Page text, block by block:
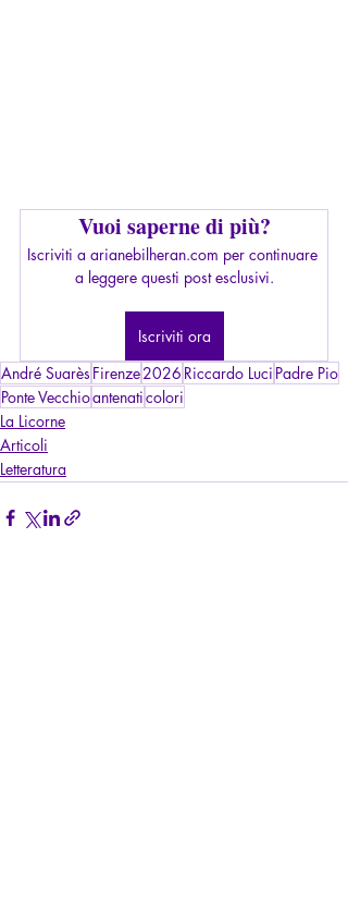
Vuoi saperne di più?
Iscriviti a arianebilheran.com per continuare
a leggere questi post esclusivi.
Iscriviti ora
André Suarès Firenze2026 Riccardo Luci Padre Pio
Ponte Vecchioantenaticolori
La Licorne
Articoli
Letteratura